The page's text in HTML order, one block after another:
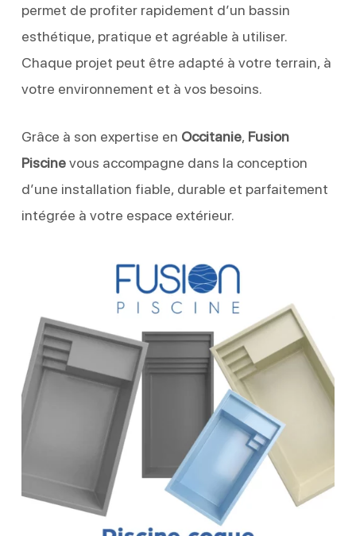
permet de profiter rapidement d’un bassin
esthétique, pratique et agréable à utiliser.
Chaque projet peut être adapté à votre terrain, à
votre environnement et à vos besoins.
Grâce à son expertise en Occitanie, Fusion
Piscinevous accompagne dans la conception
d’une installation fiable, durable et parfaitement
intégrée à votre espace extérieur.